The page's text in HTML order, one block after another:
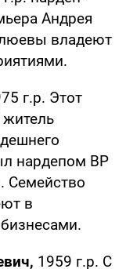
Андрея
владеют
г.р. Этот
нардепом ВР
Семейство
в
1959 г.р. С